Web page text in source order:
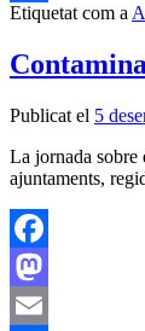
Comparteix
Etiquetat com a
Publicat el 5
La jornada sobre
ajuntaments,
Facebook
Mastodon